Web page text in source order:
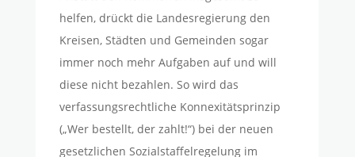
helfen, drückt die Landesregierung den
Kreisen, Städten und Gemeinden sogar
immer noch mehr Aufgaben auf und will
diese nicht bezahlen. So wird das
verfassungsrechtliche Konnexitätsprinzip
(„Wer bestellt, der zahlt!“) bei der neuen
gesetzlichen Sozialstaffelregelung im